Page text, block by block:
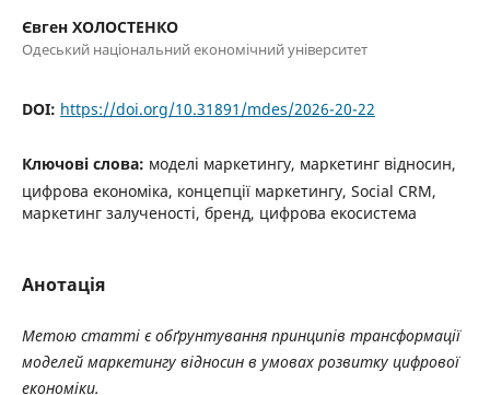
Євген ХОЛОСТЕНКО
Одеський національний економічний університет
DOI: https://doi.org/10.31891/mdes/2026-20-22
Ключові слова: моделі маркетингу, маркетинг відносин,
цифрова економіка, концепції маркетингу, Social CRM,
маркетинг залученості, бренд, цифрова екосистема
Анотація
Метою статті є обґрунтування принципів трансформації
моделей маркетингу відносин в умовах розвитку цифрової
економіки.